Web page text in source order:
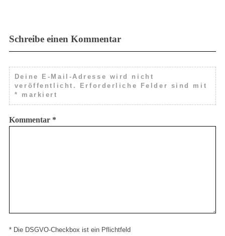
Schreibe einen Kommentar
Deine E-Mail-Adresse wird nicht
veröffentlicht.
Erforderliche Felder sind mit
*
markiert
Kommentar *
* Die DSGVO-Checkbox ist ein Pflichtfeld